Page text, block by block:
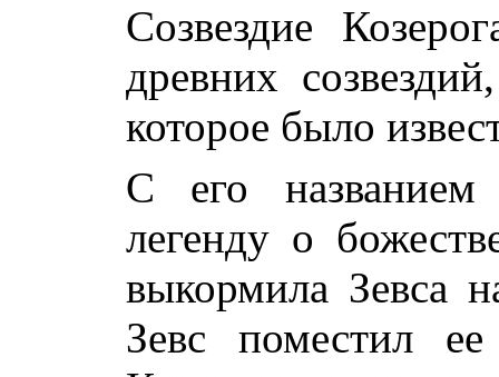
Созвездие
древних
которое было
С его названием
легенду о
выкормила Зевса
Зевс поместил